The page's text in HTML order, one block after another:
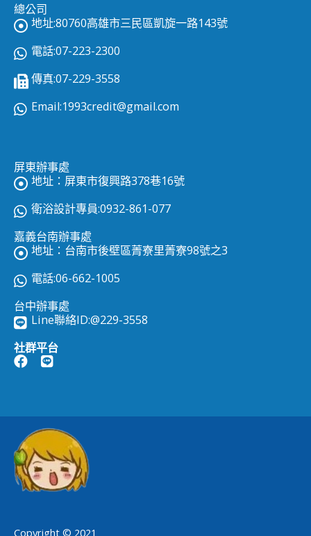
總公司
地址:80760高雄市三民區凱旋一路143號
電話:07-223-2300
傳真:07-229-3558
Email:1993credit@gmail.com
屏東辦事處
地址：屏東市復興路378巷16號
衛浴設計專員:0932-861-077
嘉義台南辦事處
地址：台南市後壁區菁寮里菁寮98號之3
電話:06-662-1005
台中辦事處
Line聯絡ID:@229-3558
社群平台
Copyright © 2021